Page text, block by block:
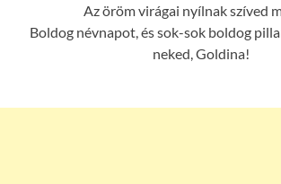
Az öröm virágai nyílnak szíved
Boldog névnapot, és sok-sok boldog
neked, Goldina!